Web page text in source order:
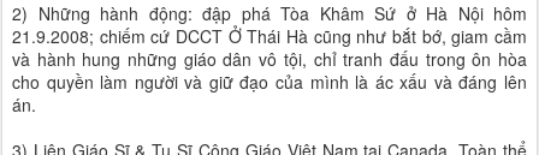
2) Những hành động: đập phá Tòa Khâm Sứ ở Hà Nội hôm
21.9.2008; chiếm cứ DCCT Ở Thái Hà cũng như bắt bớ, giam cầm
và hành hung những giáo dân vô tội, chỉ tranh đấu trong ôn hòa
cho quyền làm người và giữ đạo của mình là ác xấu và đáng lên
án.
3) Liên Giáo Sĩ & Tu Sĩ Công Giáo Việt Nam tại Canada. Toàn thể